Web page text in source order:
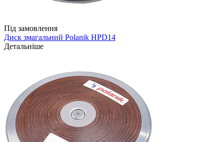
Під замовлення
Диск змагальний Polanik HPD14
Детальніше